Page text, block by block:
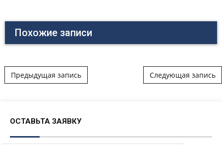
Похожие записи
Post navigation
Предыдущая запись Следующая запись
ОСТАВЬТА ЗАЯВКУ